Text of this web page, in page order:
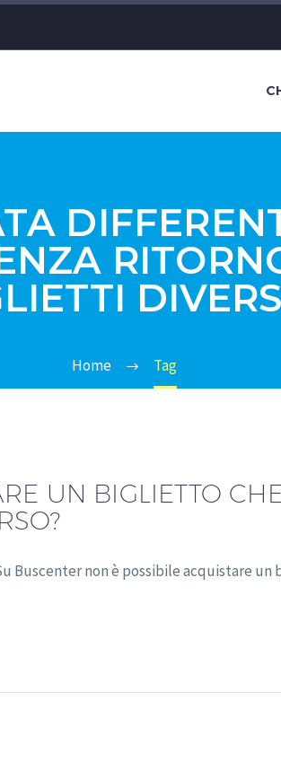
Home Tag
UN BIGLIETTO
Buscenter non è possibile acquistare